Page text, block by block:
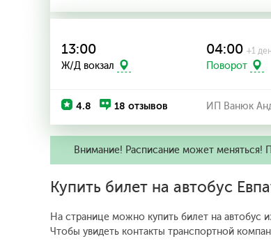
13:00
Ж/Д вокзал
04:00 +1
Поворот
4.8 18 отзывов ИП Ванюк
Внимание! Расписание может меняться!
Купить билет на автобус
На странице можно купить билет на автобус
Чтобы увидеть контакты транспортной